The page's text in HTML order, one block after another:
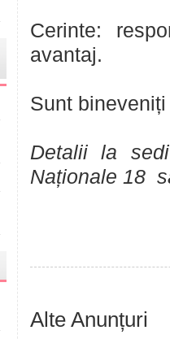
Cerinte:
avantaj.
Sunt
Detalii la
Naționale 18
Alte Anunțuri